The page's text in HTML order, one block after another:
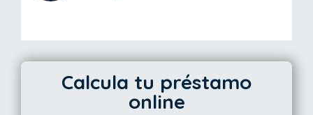
Calcula tu préstamo
online